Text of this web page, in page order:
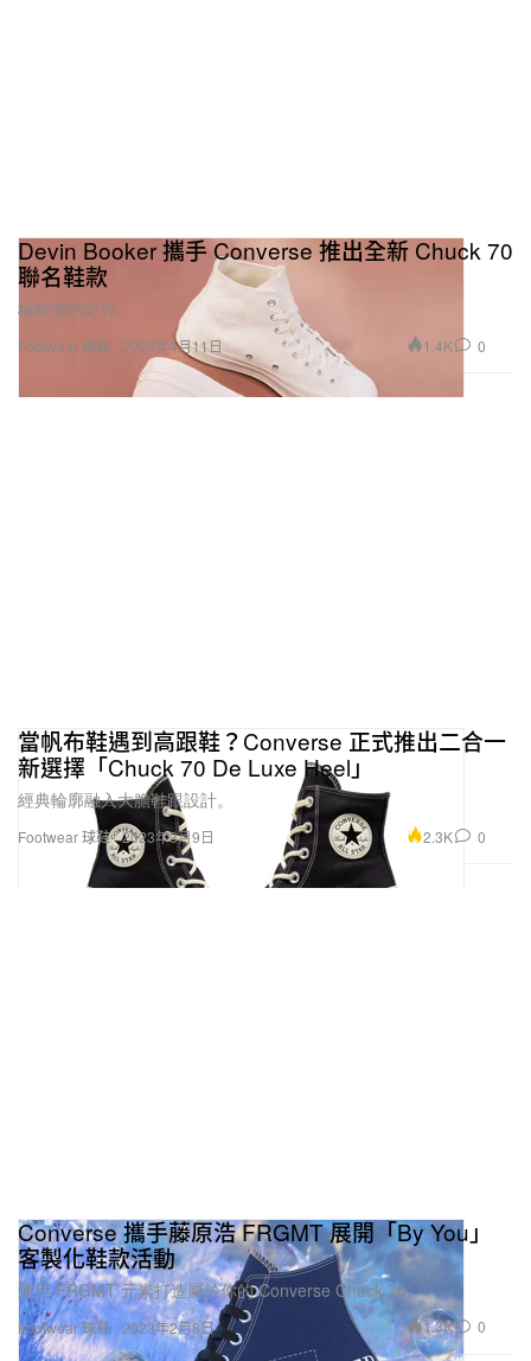
Footwear 球鞋
Devin Booker 攜手 Converse 推出全新 Chuck 70
聯名鞋款
極致簡約之作。
2023年4月11日 1.4K 0
Footwear 球鞋
當帆布鞋遇到高跟鞋？Converse 正式推出二合一
新選擇「Chuck 70 De Luxe Heel」
經典輪廓融入大膽鞋跟設計。
2023年3月9日 2.3K 0
Footwear 球鞋
Converse 攜手藤原浩 FRGMT 展開「By You」
客製化鞋款活動
運用 FRGMT 元素打造屬於你的 Converse Chuck 70。
2023年2月8日 1.3K 0